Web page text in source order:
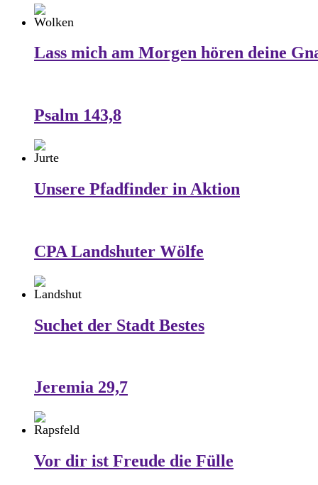
Lass mich am Morgen hören deine
Psalm 143,8
Unsere Pfadfinder in Aktion
CPA Landshuter Wölfe
Suchet der Stadt Bestes
Jeremia 29,7
Vor dir ist Freude die Fülle